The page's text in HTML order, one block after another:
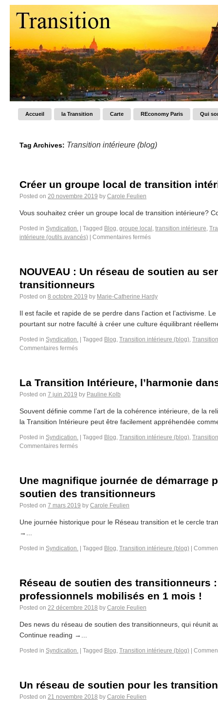
Accueil la Transition Carte REconomy Paris Qui
Tag Archives: Transition intérieure (blog)
Créer un groupe local de transition
Posted on 20 novembre 2019 by Carole Feulien
Vous souhaitez créer un groupe local de transition intérieure?
Posted in Syndication. Tagged Blog, groupe local , transition intérieure,
intérieure (outils avancés)
Commentaires fermés
NOUVEAU : Un réseau de soutien au
transitionneurs
Posted on 8 octobre 2019 by Marie-Catherine Hardy
Il est facile et rapide de se perdre dans l’action et l’activisme.
pourtant sur notre faculté à créer une culture équilibrant
Posted in Syndication. Tagged Blog, Transition intérieure (blog),
Commentaires fermés
La Transition Intérieure, l’harmonie
Posted on 7 juin 2019 by Pauline Kolb
Souvent définie comme l’art de la cohérence intérieure, de la
la Transition Intérieure peut être facilement appréhendée
Posted in Syndication. Tagged Blog, Transition intérieure (blog),
Commentaires fermés
Une magnifique journée de démarrage
soutien des transitionneurs
Posted on 7 mars 2019 by Carole Feulien
Une journée historique pour le Réseau transition et le cercle
→...
Posted in Syndication. Tagged Blog, Transition intérieure (blog)
Réseau de soutien des transitionneurs :
professionnels mobilisés en 1 mois !
Posted on 22 décembre 2018 by Carole Feulien
Des news du réseau de soutien des transitionneurs, qui réunit
Continue reading →...
Posted in Syndication. Tagged Blog, Transition intérieure (blog)
Un réseau de soutien pour les
Posted on 21 novembre 2018 by Carole Feulien